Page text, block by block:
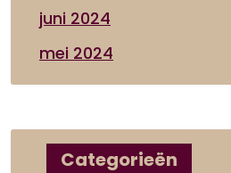
juni 2024
mei 2024
Categorieën